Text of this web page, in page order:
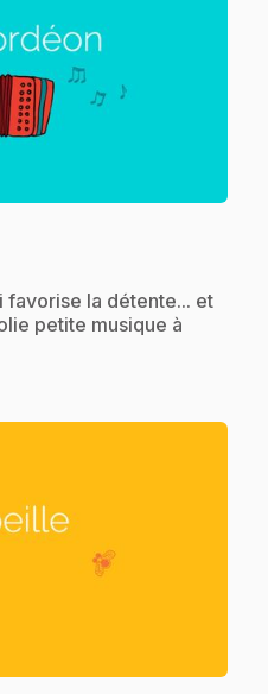
favorise la détente... et
petite musique à